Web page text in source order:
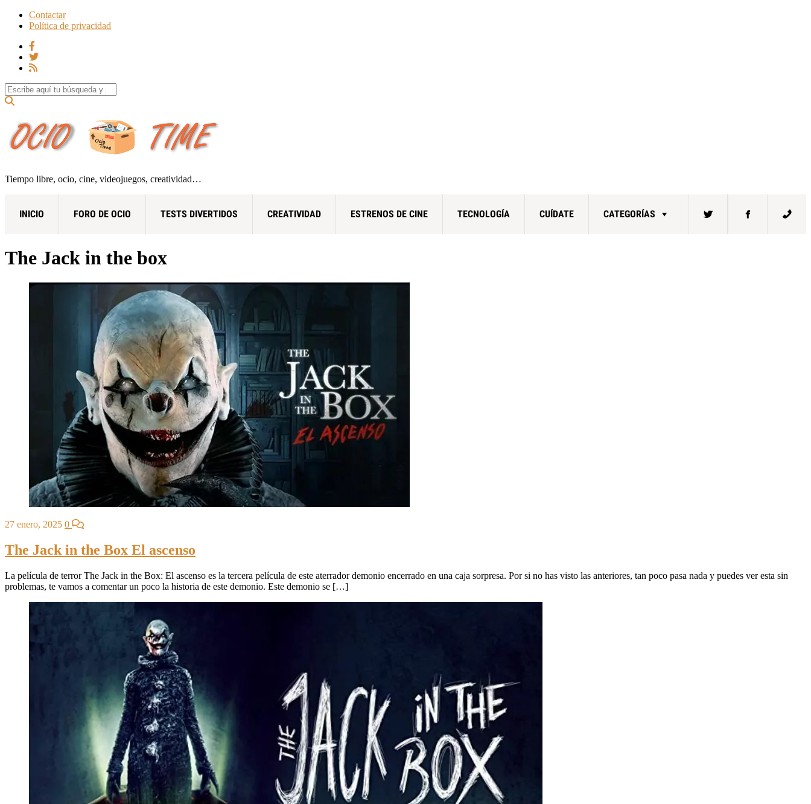
Contactar
Política de privacidad
Search for:
Tiempo libre, ocio, cine, videojuegos, creatividad…
INICIO FORO DE OCIO TESTS DIVERTIDOS CREATIVIDAD ESTRENOS DE CINE TECNOLOGÍA CUÍDATE CATEGORÍAS
The Jack in the box
27 enero, 2025 0
The Jack in the Box El ascenso
La película de terror The Jack in the Box: El ascenso es la tercera película de este aterrador demonio encerrado en una caja sorpresa. Por si no has visto las anteriores, tan poco pasa nada y puedes ver esta sin
problemas, te vamos a comentar un poco la historia de este demonio. Este demonio se […]